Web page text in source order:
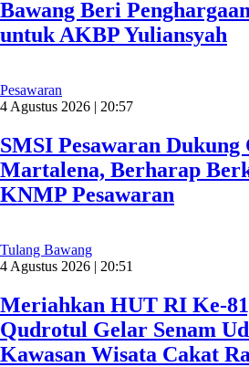
Bawang Beri
untuk AKBP Yuliansyah
Pesawaran
4 Agustus 2026 | 20:57
SMSI Pesawaran Dukung
Martalena, Berharap
KNMP Pesawaran
Tulang Bawang
4 Agustus 2026 | 20:51
Meriahkan HUT RI Ke-
Qudrotul Gelar Senam
Kawasan Wisata Cakat